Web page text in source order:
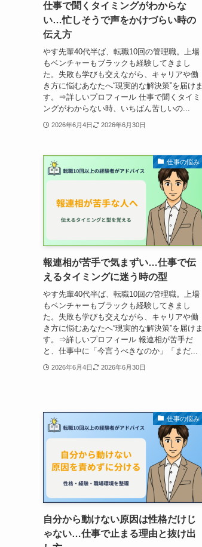
仕事で聞くタイミングがわからな
い…忙しそうで声をかけづらい時の
伝え方
やす先輩40代半ば、転職10回の管理職。上場
もベンチャーもブラックも経験してきまし
た。失敗も学びも交えながら、キャリアや働
き方に悩むあなたへ“現実的な解決策”を届けま
す。⇒詳しいプロフィール 仕事で聞くタイミ
ングがわからない時、いちばん苦しいの...
2026年6月4日 2026年6月30日
仕事の悩み
報連相が苦手で気まずい…仕事で伝
えるタイミングに迷う時の型
やす先輩40代半ば、転職10回の管理職。上場
もベンチャーもブラックも経験してきまし
た。失敗も学びも交えながら、キャリアや働
き方に悩むあなたへ“現実的な解決策”を届けま
す。⇒詳しいプロフィール 報連相が苦手だ
と、仕事中に「今言うべきなのか」「まだ...
2026年6月4日 2026年6月30日
仕事の悩み
自分から動けない原因は性格だけじ
ゃない…仕事で止まる理由と抜け出